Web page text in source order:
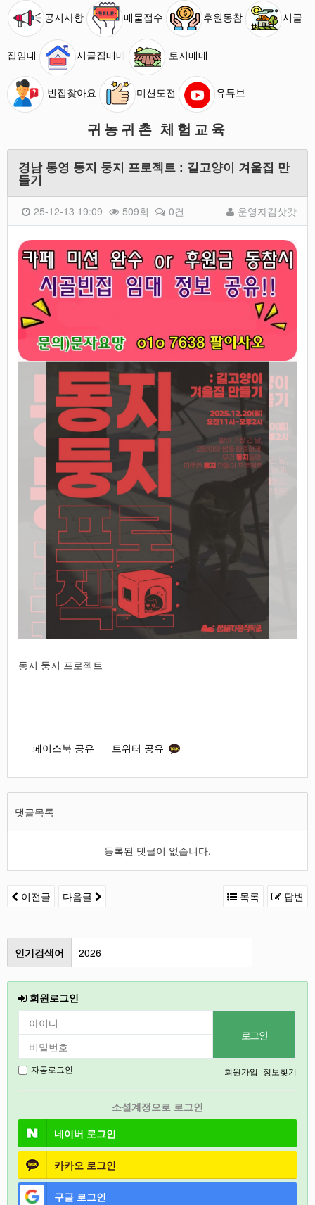
공지사항 매물접수 후원동참 시골
집임대 시골집매매 토지매매
빈집찾아요 미션도전 유튜브
귀농귀촌 체험교육
경남 통영 동지 둥지 프로젝트 : 길고양이 겨울집 만
들기
운영자김삿갓
25-12-13 19:09 509회 0건
본문
동지 둥지 프로젝트
페이스북 공유 트위터 공유
댓글목록
등록된 댓글이 없습니다.
이전글 다음글 목록 답변
인기검색어
2026
강릉
2027
충북
회원로그인
자동로그인 회원가입 정보찾기
소셜계정으로 로그인
네이버 로그인
카카오 로그인
구글 로그인